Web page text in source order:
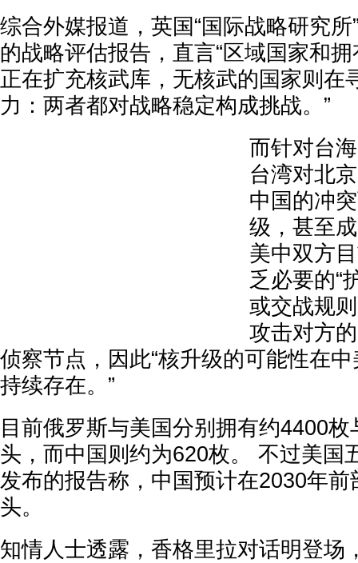
综合外媒报道，英国“国际战略研究
的战略评估报告，直言“区域国家和
正在扩充核武库，无核武的国家则在
力：两者都对战略稳定构成挑战。”
而针对台
台湾对北
中国的冲
级，甚至
美中双方
乏必要的“
或交战规
攻击对方
侦察节点，因此“核升级的可能性在
持续存在。”
目前俄罗斯与美国分别拥有约4400
头，而中国则约为620枚。 不过美国
发布的报告称，中国预计在2030年前
头。
知情人士透露，香格里拉对话明登场